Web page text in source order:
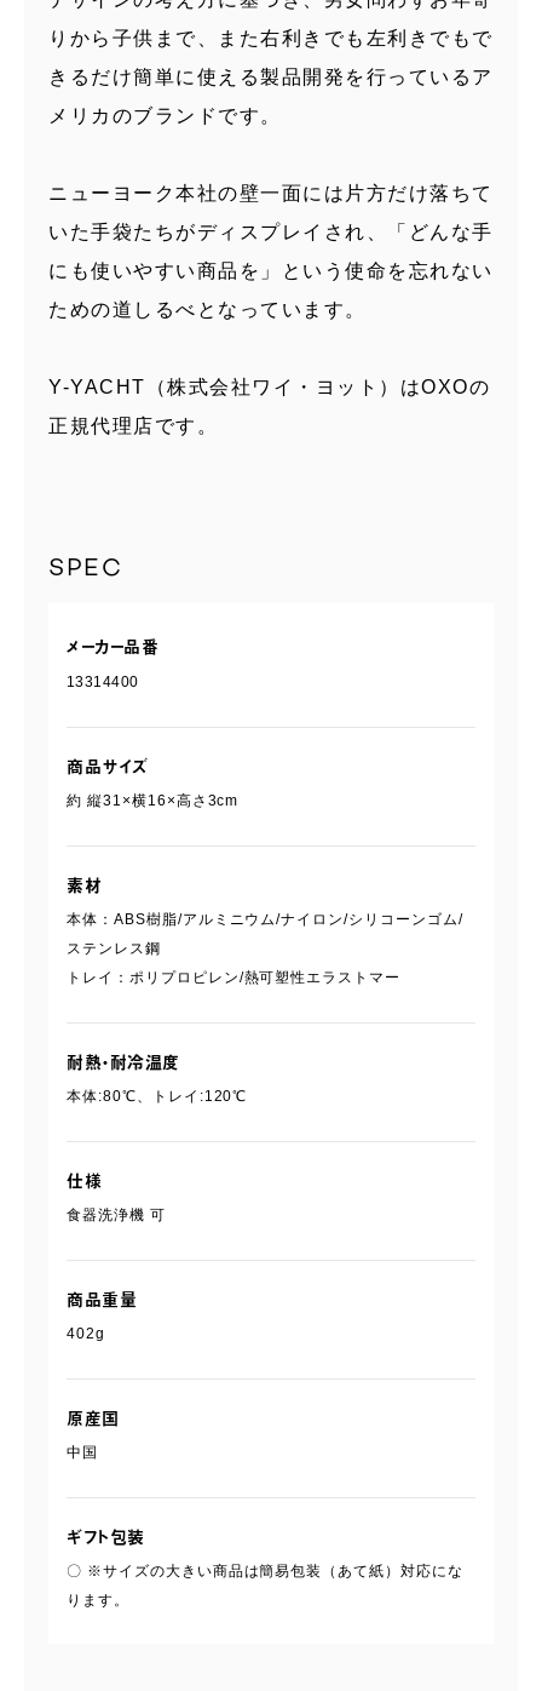
りから子供まで、また右利きでも左利きでもで
きるだけ簡単に使える製品開発を行っているア
メリカのブランドです。
ニューヨーク本社の壁一面には片方だけ落ちて
いた手袋たちがディスプレイされ、「どんな手
にも使いやすい商品を」という使命を忘れない
ための道しるべとなっています。
Y-YACHT（株式会社ワイ・ヨット）はOXOの
正規代理店です。
SPEC
メーカー品番
13314400
商品サイズ
約 縦31×横16×高さ3cm
素材
本体：ABS樹脂/アルミニウム/ナイロン/シリコーンゴム/
ステンレス鋼
トレイ：ポリプロピレン/熱可塑性エラストマー
耐熱・耐冷温度
本体:80℃、トレイ:120℃
仕様
食器洗浄機 可
商品重量
402g
原産国
中国
ギフト包装
〇 ※サイズの大きい商品は簡易包装（あて紙）対応にな
ります。